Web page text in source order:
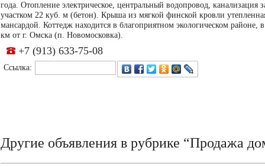
года. Отопление электрическое, центральный водопровод, канализация
участком 22 куб. м (бетон). Крыша из мягкой финской кровли
мансардой. Коттедж находится в благоприятном экологическом районе,
км от г. Омска (п. Новомосковка).
+7 (913) 633-75-08
Ссылка:
Другие объявления в рубрике “Продажа